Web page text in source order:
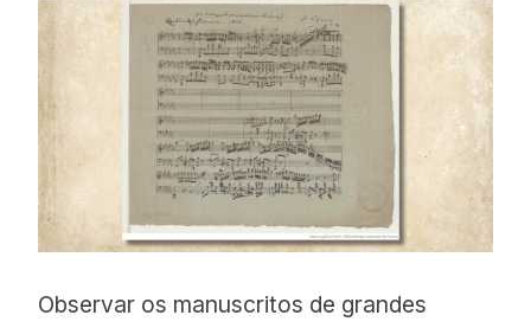
Observar os manuscritos de grandes